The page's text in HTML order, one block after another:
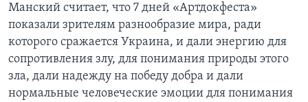
Манский считает, что 7 дней «Артдокфеста»
показали зрителям разнообразие мира, ради
которого сражается Украина, и дали энергию для
сопротивления злу, для понимания природы этого
зла, дали надежду на победу добра и дали
нормальные человеческие эмоции для понимания